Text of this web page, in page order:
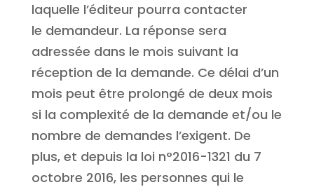
laquelle l’éditeur pourra contacter
le demandeur. La réponse sera
adressée dans le mois suivant la
réception de la demande. Ce délai d’un
mois peut être prolongé de deux mois
si la complexité de la demande et/ou le
nombre de demandes l’exigent. De
plus, et depuis la loi n°2016-1321 du 7
octobre 2016, les personnes qui le